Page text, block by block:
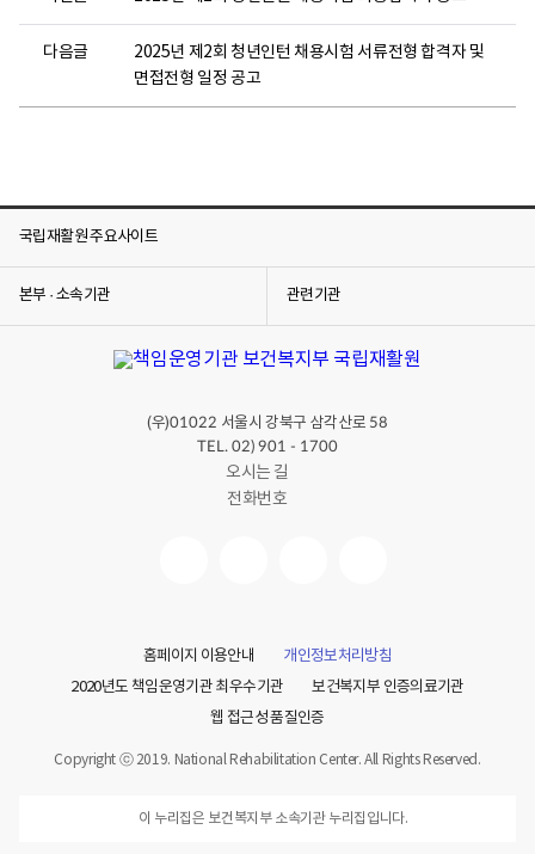
다음글
2025년 제2회 청년인턴 채용시험 서류전형 합격자 및
면접전형 일정 공고
국립재활원 주요사이트
본부 · 소속기관 관련기관
(우)01022 서울시 강북구 삼각산로 58
TEL. 02) 901 - 1700
오시는 길
전화번호
홈페이지 이용안내
개인정보처리방침
2020년도 책임운영기관 최우수기관
보건복지부 인증의료기관
웹 접근성 품질인증
Copyright ⓒ 2019. National Rehabilitation Center. All Rights Reserved.
이 누리집은 보건복지부 소속기관 누리집입니다.